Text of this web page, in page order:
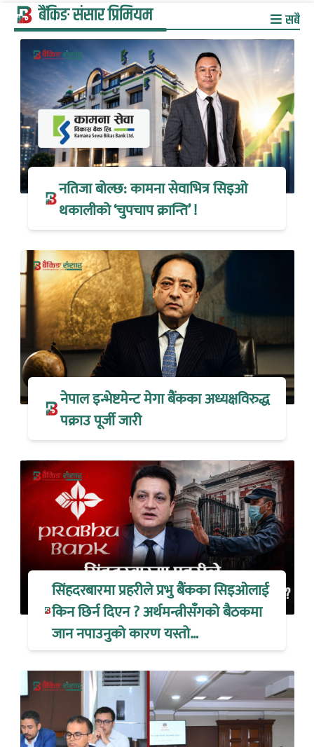
बैंकिङ संसार प्रिमियम सबै
नतिजा बोल्छ: कामना सेवाभित्र सिइओ
थकालीको ‘चुपचाप क्रान्ति’ !
नेपाल इन्भेष्टमेन्ट मेगा बैंकका अध्यक्षविरुद्ध
पक्राउ पूर्जी जारी
सिंहदरबारमा प्रहरीले प्रभु बैंकका सिइओलाई
किन छिर्न दिएन ? अर्थमन्त्रीसँगको बैठकमा
जान नपाउनुको कारण यस्तो…